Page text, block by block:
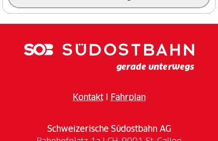
Vorderrhein entlang. Die Kulisse mit den Brigelser
Bergen und dem Piz Mundaun kann sich sehen
Ausgangspunkt nochmals ein Stück dem Glenner
KontaktI Fahrplan
Schweizerische Südostbahn AG